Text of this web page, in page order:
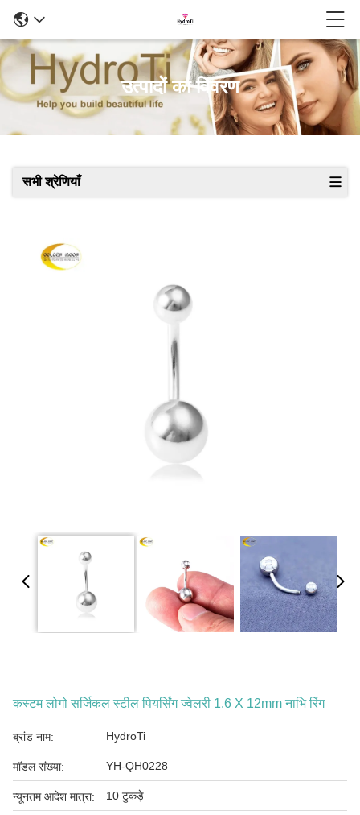
उत्पादों का विवरण
सभी श्रेणियाँ
कस्टम लोगो सर्जिकल स्टील पियर्सिंग ज्वेलरी 1.6 X 12mm नाभि रिंग
ब्रांड नाम: HydroTi
मॉडल संख्या: YH-QH0228
न्यूनतम आदेश मात्रा: 10 टुकड़े